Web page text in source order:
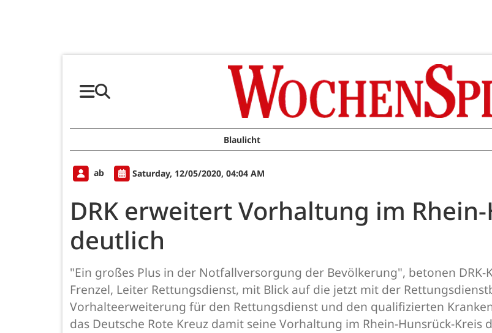
Blaulicht
ab Saturday, 12/05/2020, 04:04 AM
DRK erweitert Vorhaltung im
deutlich
"Ein großes Plus in der Notfallversorgung der Bevölkerung", betonen
Frenzel, Leiter Rettungsdienst, mit Blick auf die jetzt mit der
Vorhalteerweiterung für den Rettungsdienst und den qualifizierten
das Deutsche Rote Kreuz damit seine Vorhaltung im Rhein-Hunsrück-Kreis